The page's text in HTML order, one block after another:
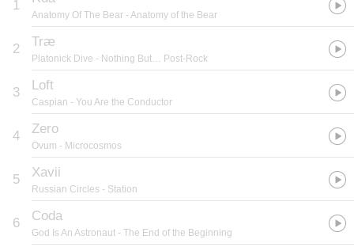
1
Anatomy Of The Bear - Anatomy of the Bear
2 Træ
Platonick Dive - Nothing But… Post-Rock
3 Loft
Caspian - You Are the Conductor
4 Zero
Ovum - Microcosmos
5 Xavii
Russian Circles - Station
6 Coda
God Is An Astronaut - The End of the Beginning